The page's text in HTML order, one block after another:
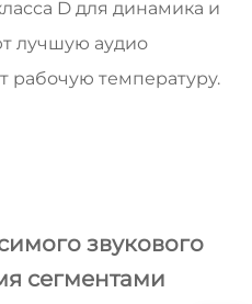
D для динамика и
лучшую аудио
рабочую температуру.
звукового
сегментами